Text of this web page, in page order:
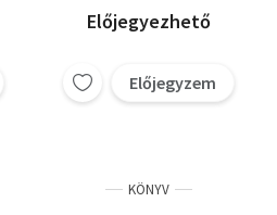
Előjegyezhető
Előjegyzem
KÖNYV